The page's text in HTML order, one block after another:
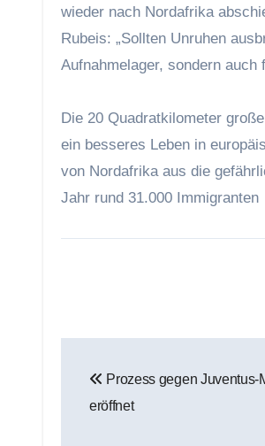
wieder nach Nordafrika
Rubeis: „Sollten Unruhen
Aufnahmelager, sondern
Die 20 Quadratkilometer
ein besseres Leben in
von Nordafrika aus die
Jahr rund 31.000 Immigranten
Prozess gegen
eröffnet